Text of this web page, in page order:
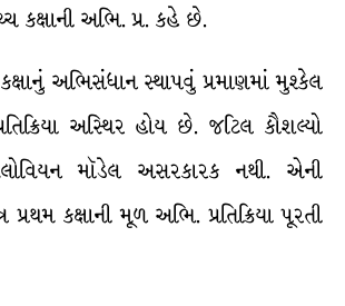
કક્ષાની અભિ. પ્ર. કહે છે.
અભિસંધાન સ્થાપવું પ્રમાણમાં મુશ્કેલ
અસ્થિર હોય છે. જટિલ કૌશલ્યો
મૉડેલ અસરકારક નથી. એની
પ્રથમ કક્ષાની મૂળ અભિ. પ્રતિક્રિયા પૂરતી